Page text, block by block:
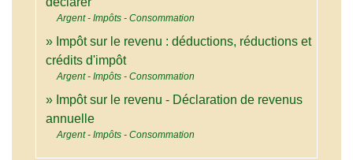
Argent - Impôts - Consommation
Impôt sur le revenu : déductions, réductions et
crédits d'impôt
Argent - Impôts - Consommation
Impôt sur le revenu - Déclaration de revenus
annuelle
Argent - Impôts - Consommation